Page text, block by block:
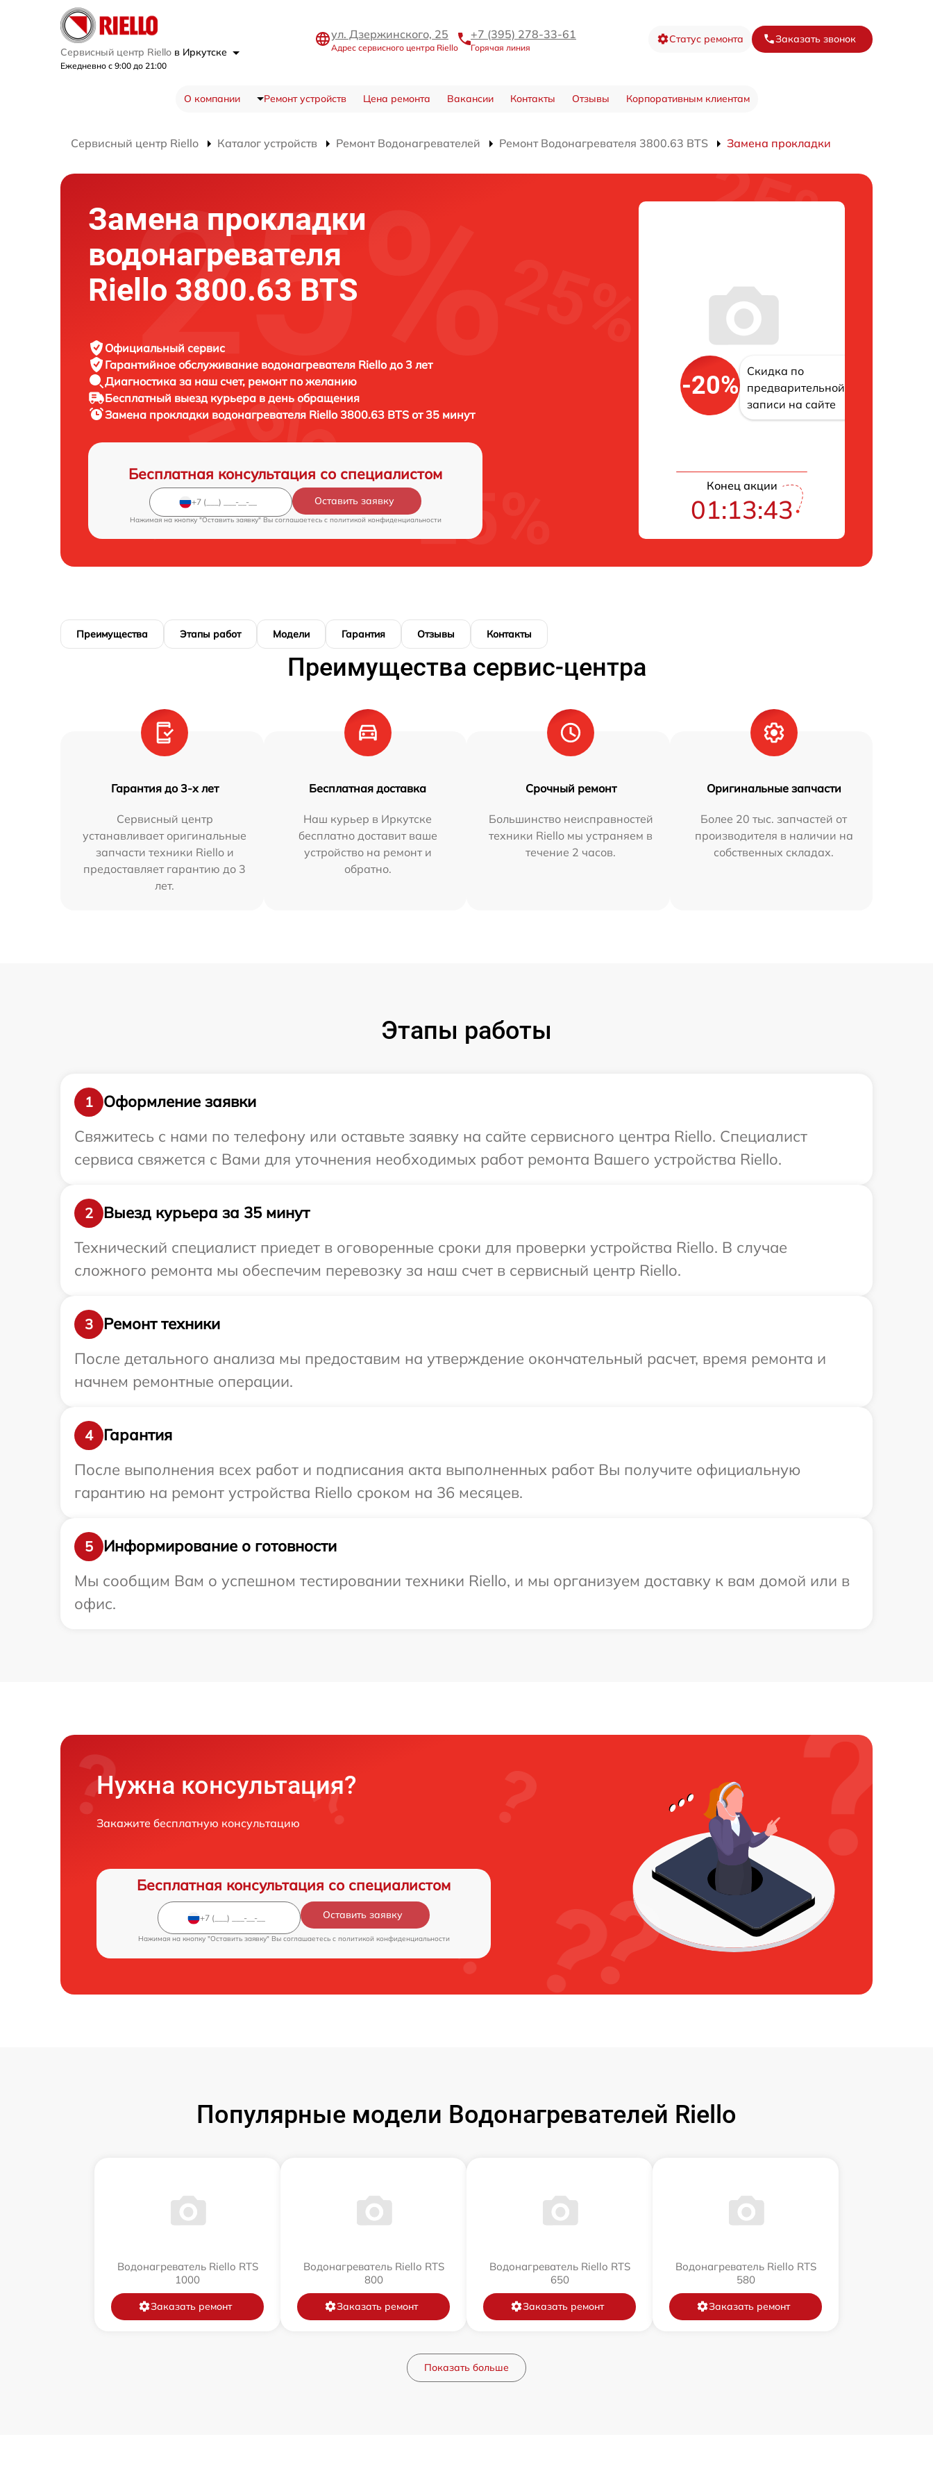
Сервисный центр Riello в Иркутске
Ежедневно с 9:00 до 21:00
ул. Дзержинского, 25
Адрес сервисного центра Riello
+7 (395) 278-33-61
Горячая линия
Статус ремонта Заказать звонок
О компании Ремонт устройств Цена ремонта Вакансии Контакты Отзывы Корпоративным клиентам
Сервисный центр Riello Каталог устройств Ремонт Водонагревателей Ремонт Водонагревателя 3800.63 BTS Замена прокладки
Замена прокладки
водонагревателя
Riello 3800.63 BTS
Официальный сервис
Гарантийное обслуживание водонагревателя Riello до 3 лет
Диагностика за наш счет, ремонт по желанию
Бесплатный выезд курьера в день обращения
Замена прокладки водонагревателя Riello 3800.63 BTS от 35 минут
Бесплатная консультация со специалистом
Оставить заявку
Нажимая на кнопку "Оставить заявку" Вы соглашаетесь c политикой конфиденциальности
-20%
Скидка по
предварительной
записи на сайте
Конец акции
01:13:42
Преимущества Этапы работ Модели Гарантия Отзывы Контакты
Преимущества сервис-центра
Гарантия до 3-х лет
Сервисный центр
устанавливает оригинальные
запчасти техники Riello и
предоставляет гарантию до 3
лет.
Бесплатная доставка
Наш курьер в Иркутске
бесплатно доставит ваше
устройство на ремонт и
обратно.
Срочный ремонт
Большинство неисправностей
техники Riello мы устраняем в
течение 2 часов.
Оригинальные запчасти
Более 20 тыс. запчастей от
производителя в наличии на
собственных складах.
Этапы работы
1
Оформление заявки
Свяжитесь с нами по телефону или оставьте заявку на сайте сервисного центра Riello. Специалист
сервиса свяжется с Вами для уточнения необходимых работ ремонта Вашего устройства Riello.
2
Выезд курьера за 35 минут
Технический специалист приедет в оговоренные сроки для проверки устройства Riello. В случае
сложного ремонта мы обеспечим перевозку за наш счет в сервисный центр Riello.
3
Ремонт техники
После детального анализа мы предоставим на утверждение окончательный расчет, время ремонта и
начнем ремонтные операции.
4
Гарантия
После выполнения всех работ и подписания акта выполненных работ Вы получите официальную
гарантию на ремонт устройства Riello сроком на 36 месяцев.
5
Информирование о готовности
Мы сообщим Вам о успешном тестировании техники Riello, и мы организуем доставку к вам домой или в
офис.
Нужна консультация?
Закажите бесплатную консультацию
Бесплатная консультация со специалистом
Оставить заявку
Нажимая на кнопку "Оставить заявку" Вы соглашаетесь c политикой конфиденциальности
Популярные модели Водонагревателей Riello
Водонагреватель Riello RTS
1000
Заказать ремонт
Водонагреватель Riello RTS
800
Заказать ремонт
Водонагреватель Riello RTS
650
Заказать ремонт
Водонагреватель Riello RTS
580
Заказать ремонт
Показать больше